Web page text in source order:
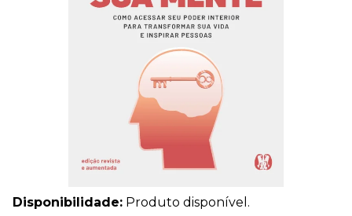
Disponibilidade: Produto disponível.